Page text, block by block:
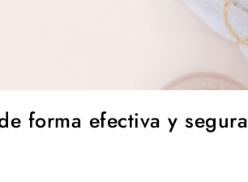
forma efectiva y segura